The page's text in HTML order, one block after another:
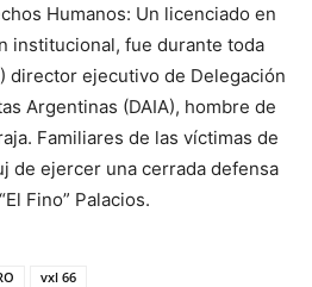
Humanos: Un licenciado en
institucional, fue durante toda
director ejecutivo de Delegación
Argentinas (DAIA), hombre de
Familiares de las víctimas de
de ejercer una cerrada defensa
Fino” Palacios.
vxl 66